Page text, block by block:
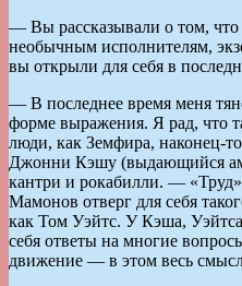
— Вы рассказывали о том, что
необычным исполнителям,
вы открыли для себя в
— В последнее время меня
форме выражения. Я рад, что
люди, как Земфира, наконец-
Джонни Кэшу (выдающийся
кантри и рокабилли. —
Мамонов отверг для себя
как Том Уэйтс. У Кэша,
себя ответы на многие
движение — в этом весь